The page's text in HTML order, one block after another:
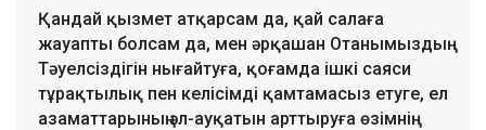
Қандай қызмет атқарсам да, қай салаға
жауапты болсам да, мен әрқашан Отанымыздың
Тәуелсіздігін нығайтуға, қоғамда ішкі саяси
тұрақтылық пен келісімді қамтамасыз етуге, ел
азаматтарының әл-ауқатын арттыруға өзімнің